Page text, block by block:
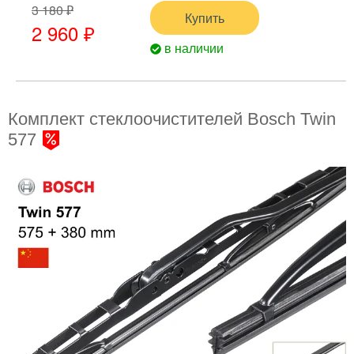
3 180 ₽
2 960 ₽
Купить
в наличии
Комплект стеклоочистителей Bosch Twin
577